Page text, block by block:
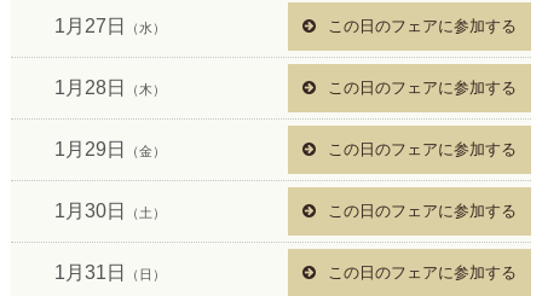
1月27日 （水） この日のフェアに参加する
1月28日 （木） この日のフェアに参加する
1月29日 （金） この日のフェアに参加する
1月30日 （土） この日のフェアに参加する
1月31日 （日） この日のフェアに参加する